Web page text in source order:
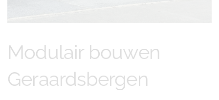
Modulair bouwen
Geraardsbergen